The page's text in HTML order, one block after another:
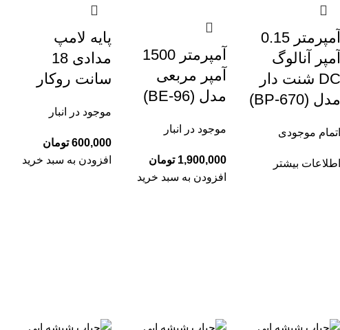
آمپرمتر 0.15
آمپر آنالوگ
DC شنت دار
مدل (BP-670)
اتمام موجودی
اطلاعات بیشتر
آمپرمتر 1500
آمپر مربعی
مدل (BE-96)
موجود در انبار
تومان
افزودن به سبد خرید
پایه لامپ
مدادی 18
سانت روکار
موجود در انبار
تومان
افزودن به سبد خرید